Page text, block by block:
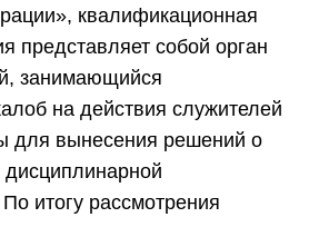
квалификационная
представляет собой орган
занимающийся
на действия служителей
для вынесения решений о
дисциплинарной
итогу рассмотрения